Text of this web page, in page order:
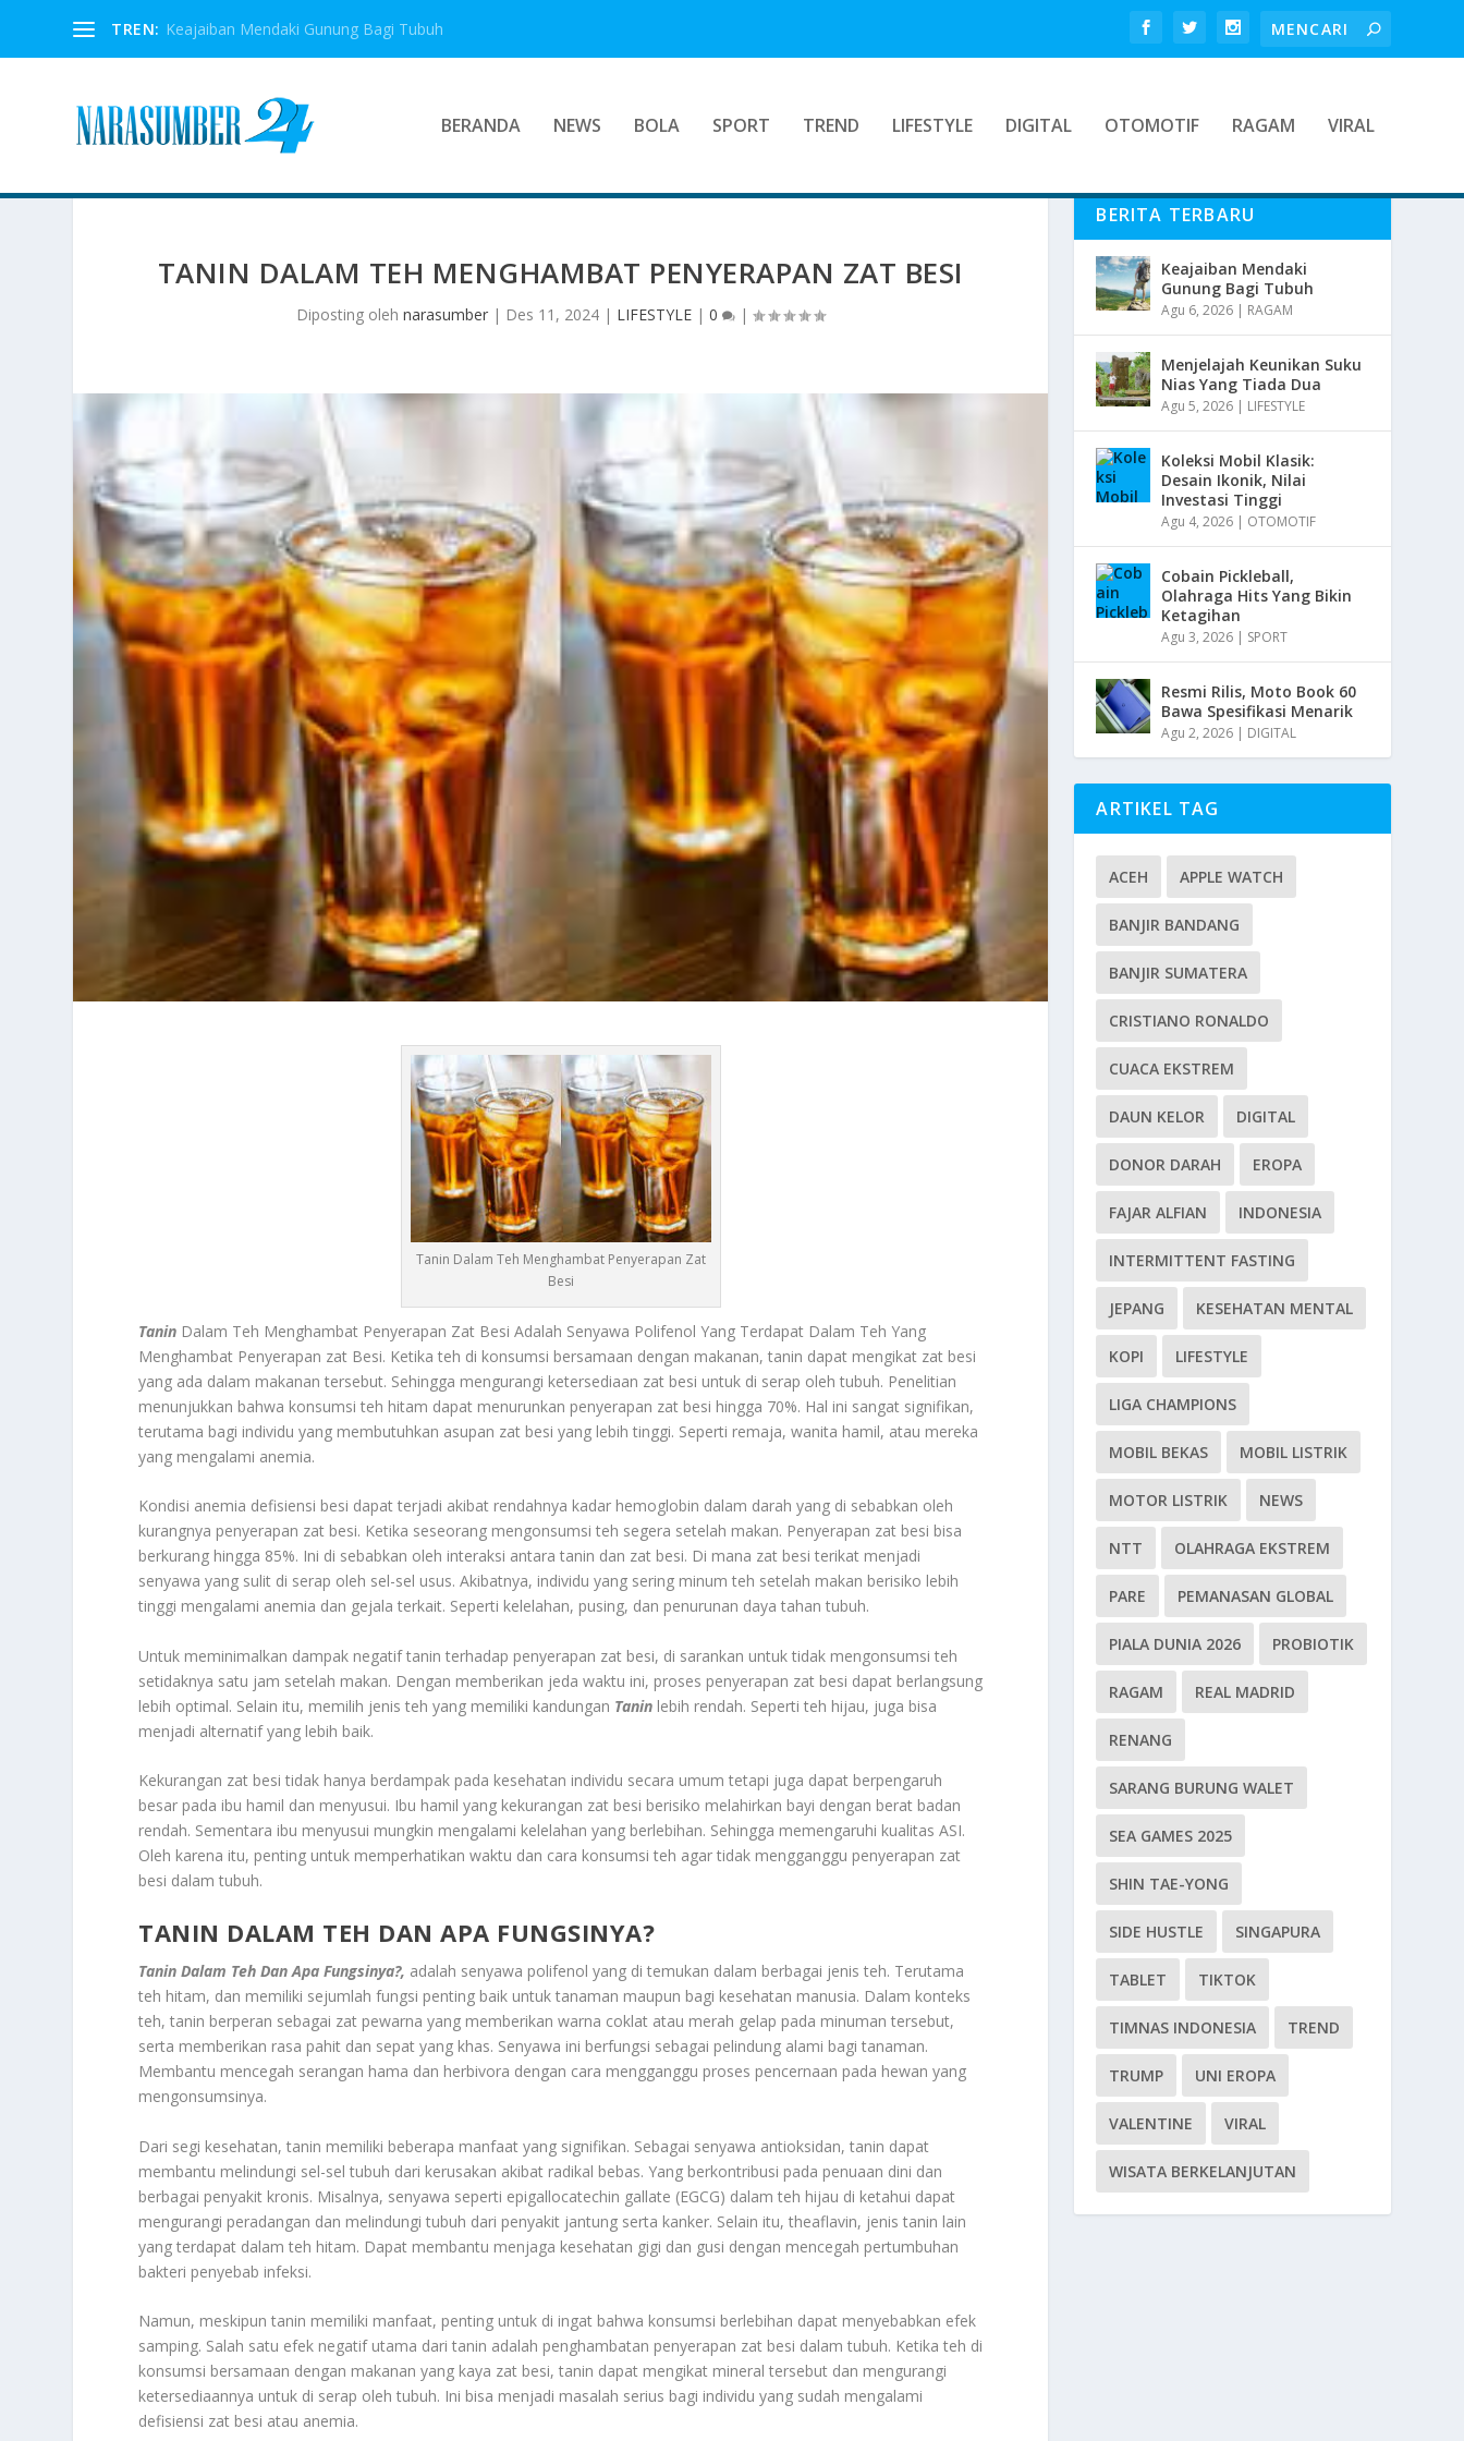
TREN: Keajaiban Mendaki Gunung Bagi Tubuh
BERANDA NEWS BOLA SPORT TREND LIFESTYLE DIGITAL OTOMOTIF RAGAM VIRAL
TANIN DALAM TEH MENGHAMBAT PENYERAPAN ZAT BESI
Diposting olehnarasumber | Des 11, 2024 | LIFESTYLE |0 |
Tanin Dalam Teh Menghambat Penyerapan Zat
Besi
Tanin Dalam Teh Menghambat Penyerapan Zat Besi Adalah Senyawa Polifenol Yang Terdapat Dalam Teh Yang
Menghambat Penyerapan zat Besi. Ketika teh di konsumsi bersamaan dengan makanan, tanin dapat mengikat zat besi
yang ada dalam makanan tersebut. Sehingga mengurangi ketersediaan zat besi untuk di serap oleh tubuh. Penelitian
menunjukkan bahwa konsumsi teh hitam dapat menurunkan penyerapan zat besi hingga 70%. Hal ini sangat signifikan,
terutama bagi individu yang membutuhkan asupan zat besi yang lebih tinggi. Seperti remaja, wanita hamil, atau mereka
yang mengalami anemia.
Kondisi anemia defisiensi besi dapat terjadi akibat rendahnya kadar hemoglobin dalam darah yang di sebabkan oleh
kurangnya penyerapan zat besi. Ketika seseorang mengonsumsi teh segera setelah makan. Penyerapan zat besi bisa
berkurang hingga 85%. Ini di sebabkan oleh interaksi antara tanin dan zat besi. Di mana zat besi terikat menjadi
senyawa yang sulit di serap oleh sel-sel usus. Akibatnya, individu yang sering minum teh setelah makan berisiko lebih
tinggi mengalami anemia dan gejala terkait. Seperti kelelahan, pusing, dan penurunan daya tahan tubuh.
Untuk meminimalkan dampak negatif tanin terhadap penyerapan zat besi, di sarankan untuk tidak mengonsumsi teh
setidaknya satu jam setelah makan. Dengan memberikan jeda waktu ini, proses penyerapan zat besi dapat berlangsung
lebih optimal. Selain itu, memilih jenis teh yang memiliki kandungan Tanin lebih rendah. Seperti teh hijau, juga bisa
menjadi alternatif yang lebih baik.
Kekurangan zat besi tidak hanya berdampak pada kesehatan individu secara umum tetapi juga dapat berpengaruh
besar pada ibu hamil dan menyusui. Ibu hamil yang kekurangan zat besi berisiko melahirkan bayi dengan berat badan
rendah. Sementara ibu menyusui mungkin mengalami kelelahan yang berlebihan. Sehingga memengaruhi kualitas ASI.
Oleh karena itu, penting untuk memperhatikan waktu dan cara konsumsi teh agar tidak mengganggu penyerapan zat
besi dalam tubuh.
TANIN DALAM TEH DAN APA FUNGSINYA?
Tanin Dalam Teh Dan Apa Fungsinya?, adalah senyawa polifenol yang di temukan dalam berbagai jenis teh. Terutama
teh hitam, dan memiliki sejumlah fungsi penting baik untuk tanaman maupun bagi kesehatan manusia. Dalam konteks
teh, tanin berperan sebagai zat pewarna yang memberikan warna coklat atau merah gelap pada minuman tersebut,
serta memberikan rasa pahit dan sepat yang khas. Senyawa ini berfungsi sebagai pelindung alami bagi tanaman.
Membantu mencegah serangan hama dan herbivora dengan cara mengganggu proses pencernaan pada hewan yang
mengonsumsinya.
Dari segi kesehatan, tanin memiliki beberapa manfaat yang signifikan. Sebagai senyawa antioksidan, tanin dapat
membantu melindungi sel-sel tubuh dari kerusakan akibat radikal bebas. Yang berkontribusi pada penuaan dini dan
berbagai penyakit kronis. Misalnya, senyawa seperti epigallocatechin gallate (EGCG) dalam teh hijau di ketahui dapat
mengurangi peradangan dan melindungi tubuh dari penyakit jantung serta kanker. Selain itu, theaflavin, jenis tanin lain
yang terdapat dalam teh hitam. Dapat membantu menjaga kesehatan gigi dan gusi dengan mencegah pertumbuhan
bakteri penyebab infeksi.
Namun, meskipun tanin memiliki manfaat, penting untuk di ingat bahwa konsumsi berlebihan dapat menyebabkan efek
samping. Salah satu efek negatif utama dari tanin adalah penghambatan penyerapan zat besi dalam tubuh. Ketika teh di
konsumsi bersamaan dengan makanan yang kaya zat besi, tanin dapat mengikat mineral tersebut dan mengurangi
ketersediaannya untuk di serap oleh tubuh. Ini bisa menjadi masalah serius bagi individu yang sudah mengalami
defisiensi zat besi atau anemia.
BERITA TERBARU
Keajaiban Mendaki
Gunung Bagi Tubuh
Agu 6, 2026 | RAGAM
Menjelajah Keunikan Suku
Nias Yang Tiada Dua
Agu 5, 2026 | LIFESTYLE
Koleksi Mobil Klasik:
Desain Ikonik, Nilai
Investasi Tinggi
Agu 4, 2026 | OTOMOTIF
Cobain Pickleball,
Olahraga Hits Yang Bikin
Ketagihan
Agu 3, 2026 | SPORT
Resmi Rilis, Moto Book 60
Bawa Spesifikasi Menarik
Agu 2, 2026 | DIGITAL
ARTIKEL TAG
ACEH APPLE WATCH
BANJIR BANDANG
BANJIR SUMATERA
CRISTIANO RONALDO
CUACA EKSTREM
DAUN KELOR DIGITAL
DONOR DARAH EROPA
FAJAR ALFIAN INDONESIA
INTERMITTENT FASTING
JEPANG KESEHATAN MENTAL
KOPI LIFESTYLE
LIGA CHAMPIONS
MOBIL BEKAS MOBIL LISTRIK
MOTOR LISTRIK NEWS
NTT OLAHRAGA EKSTREM
PARE PEMANASAN GLOBAL
PIALA DUNIA 2026 PROBIOTIK
RAGAM REAL MADRID
RENANG
SARANG BURUNG WALET
SEA GAMES 2025
SHIN TAE-YONG
SIDE HUSTLE SINGAPURA
TABLET TIKTOK
TIMNAS INDONESIA TREND
TRUMP UNI EROPA
VALENTINE VIRAL
WISATA BERKELANJUTAN